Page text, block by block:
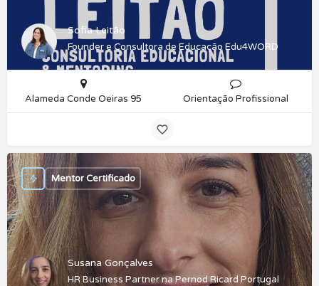
Sofia Leitão
Founder e Consultora de Educação Edu4WORD
Alameda Conde Oeiras 95 Orientação Profissional
Susana Gonçalves
HR Business Partner na Pernod Ricard Portugal
Mentor Certificado